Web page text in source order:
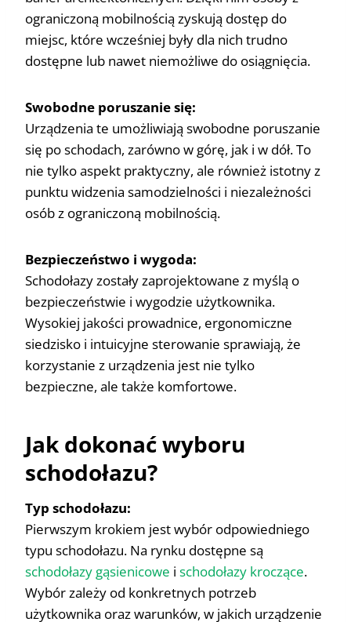
ograniczoną mobilnością zyskują dostęp do
miejsc, które wcześniej były dla nich trudno
dostępne lub nawet niemożliwe do osiągnięcia.
Swobodne poruszanie się:
Urządzenia te umożliwiają swobodne poruszanie
się po schodach, zarówno w górę, jak i w dół. To
nie tylko aspekt praktyczny, ale również istotny z
punktu widzenia samodzielności i niezależności
osób z ograniczoną mobilnością.
Bezpieczeństwo i wygoda:
Schodołazy zostały zaprojektowane z myślą o
bezpieczeństwie i wygodzie użytkownika.
Wysokiej jakości prowadnice, ergonomiczne
siedzisko i intuicyjne sterowanie sprawiają, że
korzystanie z urządzenia jest nie tylko
bezpieczne, ale także komfortowe.
Jak dokonać wyboru
schodołazu?
Typ schodołazu:
Pierwszym krokiem jest wybór odpowiedniego
typu schodołazu. Na rynku dostępne są
schodołazy gąsienicowe i schodołazy kroczące.
Wybór zależy od konkretnych potrzeb
użytkownika oraz warunków, w jakich urządzenie